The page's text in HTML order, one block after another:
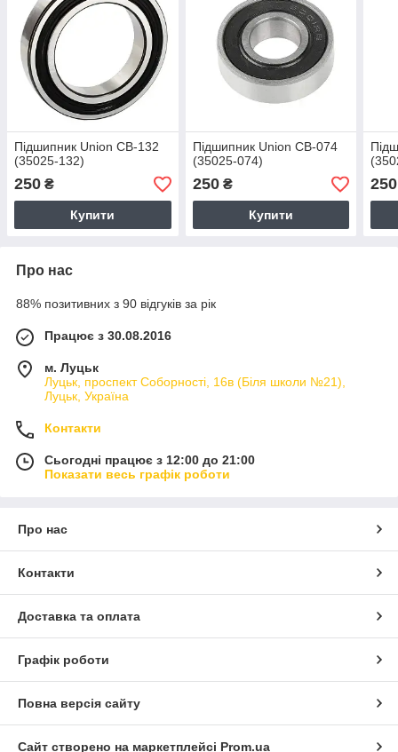
Підшипник Union CB-132
(35025-132)
250 ₴
Купити
Підшипник Union CB-074
(35025-074)
250₴
Купити
250
Про нас
88% позитивних з 90 відгуків за рік
Працює з 30.08.2016
м. Луцьк
Луцьк, проспект Соборності, 16в (Біля школи №21),
Луцьк, Україна
Контакти
Сьогодні працює з 12:00 до 21:00
Показати весь графік роботи
Про нас
Контакти
Доставка та оплата
Графік роботи
Повна версія сайту
Сайт створено на маркетплейсі Prom.ua